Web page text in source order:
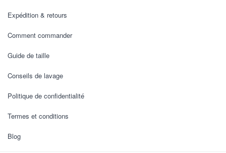
Expédition & retours
Comment commander
Guide de taille
Conseils de lavage
Politique de confidentialité
Termes et conditions
Blog